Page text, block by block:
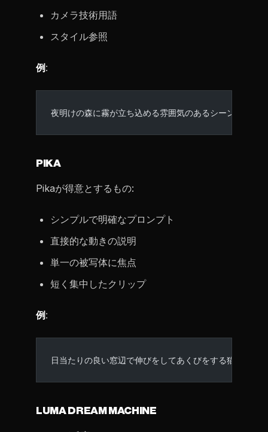
カメラ技術用語
スタイル参照
例 :
夜明けの森に霧が立ち込める雰囲気のあるシーン、木々
PIKA
Pikaが得意とするもの:
シンプルで明確なプロンプト
直接的な動きの説明
単一の被写体に焦点
短く集中したクリップ
例 :
日当たりの良い窓辺で伸びをしてあくびをする猫、柔ら
LUMA DREAM MACHINE